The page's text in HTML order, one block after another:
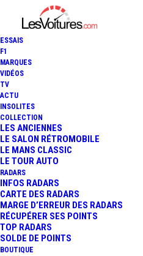
ESSAIS
F1
MARQUES
VIDÉOS
TV
ACTU
INSOLITES
COLLECTION
LES ANCIENNES
LE SALON RÉTROMOBILE
LE MANS CLASSIC
LE TOUR AUTO
RADARS
INFOS RADARS
CARTE DES RADARS
MARGE D’ERREUR DES RADARS
RÉCUPÉRER SES POINTS
TOP RADARS
SOLDE DE POINTS
BOUTIQUE
EN
2 Minutes